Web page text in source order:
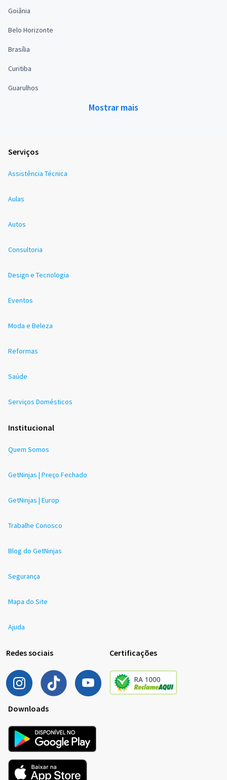
Goiânia
Belo Horizonte
Brasília
Curitiba
Guarulhos
Mostrar mais
Serviços
Assistência Técnica
Aulas
Autos
Consultoria
Design e Tecnologia
Eventos
Moda e Beleza
Reformas
Saúde
Serviços Domésticos
Institucional
Quem Somos
GetNinjas | Preço Fechado
GetNinjas | Europ
Trabalhe Conosco
Blog do GetNinjas
Segurança
Mapa do Site
Ajuda
Redes sociais Certificações
Downloads